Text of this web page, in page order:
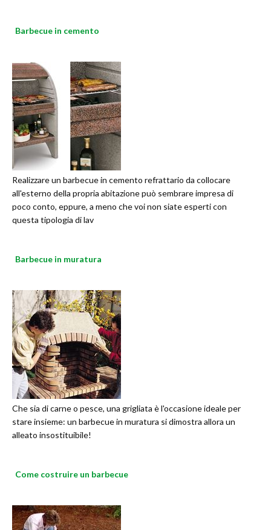
Barbecue in cemento
Realizzare un barbecue in cemento refrattario da collocare
all'esterno della propria abitazione può sembrare impresa di
poco conto, eppure, a meno che voi non siate esperti con
questa tipologia di lav
Barbecue in muratura
Che sia di carne o pesce, una grigliata è l'occasione ideale per
stare insieme: un barbecue in muratura si dimostra allora un
alleato insostituibile!
Come costruire un barbecue